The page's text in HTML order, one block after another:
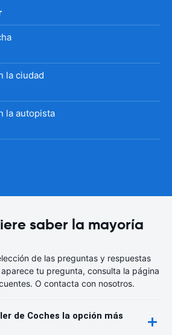
la ciudad
la autopista
saber la mayoría
de las preguntas y respuestas
tu pregunta, consulta la página
O contacta con nosotros.
de Coches la opción más